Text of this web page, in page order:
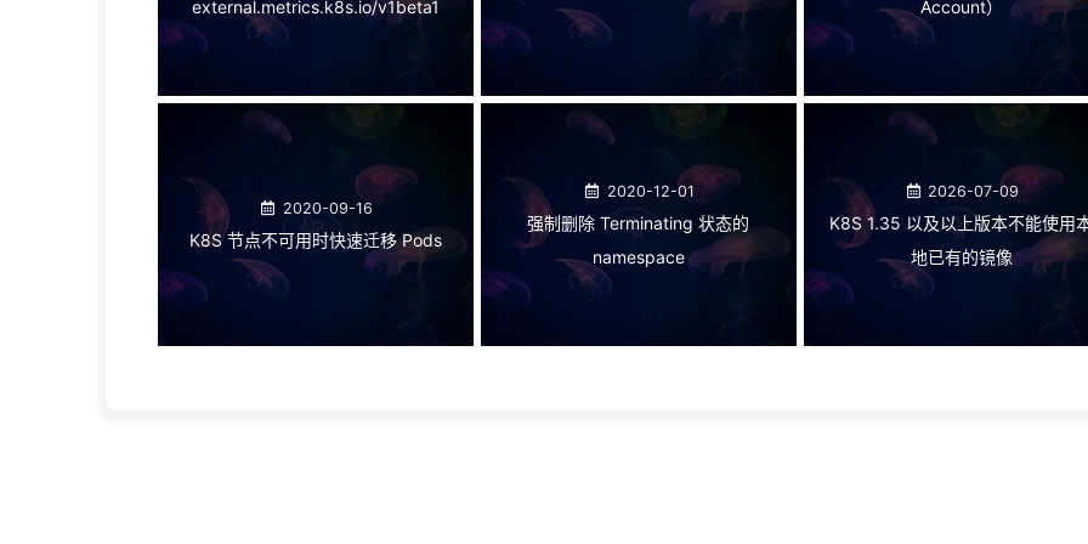
external.metrics.k8s.io/v1beta1 Account）
2020-09-16
K8S 节点不可用时快速迁移 Pods
2020-12-01
强制删除 Terminating 状态的
namespace
2026-07-09
K8S 1.35 以及以上版本不能使用
地已有的镜像